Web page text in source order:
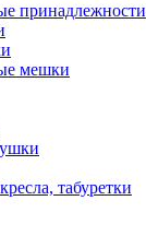
принадлежности
мешки
табуретки